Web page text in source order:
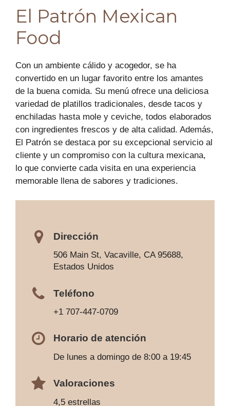
El Patrón Mexican
Food
Con un ambiente cálido y acogedor, se ha
convertido en un lugar favorito entre los amantes
de la buena comida. Su menú ofrece una deliciosa
variedad de platillos tradicionales, desde tacos y
enchiladas hasta mole y ceviche, todos elaborados
con ingredientes frescos y de alta calidad. Además,
El Patrón se destaca por su excepcional servicio al
cliente y un compromiso con la cultura mexicana,
lo que convierte cada visita en una experiencia
memorable llena de sabores y tradiciones.
Dirección
506 Main St, Vacaville, CA 95688,
Estados Unidos
Teléfono
+1 707-447-0709
Horario de atención
De lunes a domingo de 8:00 a 19:45
Valoraciones
4,5 estrellas